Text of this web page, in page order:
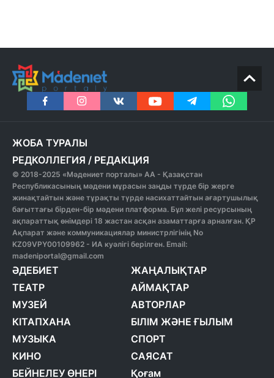
ЖОБА ТУРАЛЫ
РЕДКОЛЛЕГИЯ / РЕДАКЦИЯ
© 2018-2025 «Мәдениет порталы» АА - Қазақстан
Республикасының мәдени мұрасын заңды түрде бір жерге
жинақтайтын және тұрақты түрде насихаттайтын ағартушылық
бағыттағы бірден-бір мәдени платформа. Бұл желі ресурсының
ақпараттық өнімдері 18 жастан асқан азаматтарға арналған. ҚР
Ақпарат және коммуникациялар министрлігінің No
KZ09VPY00109962 - ИА куәлігі берілген. Email:
madeniportal@gmail.com
ӘДЕБИЕТ
ТЕАТР
МУЗЕЙ
КІТАПХАНА
МУЗЫКА
КИНО
БЕЙНЕЛЕУ ӨНЕРІ
ЖАҢАЛЫҚТАР
АЙМАҚТАР
АВТОРЛАР
БІЛІМ ЖӘНЕ ҒЫЛЫМ
СПОРТ
САЯСАТ
Қоғам